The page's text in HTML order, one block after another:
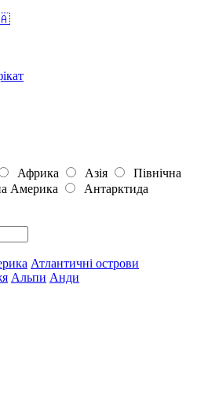
Африка Азія
Північна
Америка Антарктида
Атлантичні острови
Альпи Анди